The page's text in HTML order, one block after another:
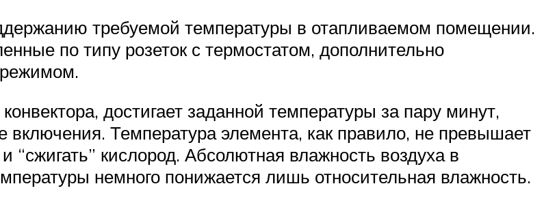
требуемой температуры в отапливаемом помещении.
по типу розеток с термостатом, дополнительно
достигает заданной температуры за пару минут,
включения. Температура элемента, как правило, не превышает
кислород. Абсолютная влажность воздуха в
немного понижается лишь относительная влажность.